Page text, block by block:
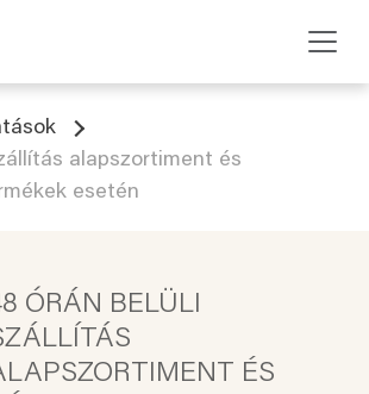
alapszortiment és
esetén
ÓRÁN BELÜLI
ÉS